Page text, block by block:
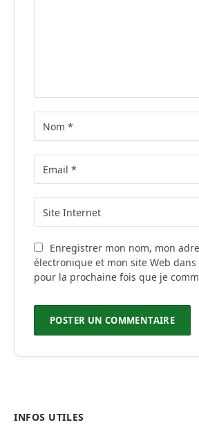
Enregistrer mon nom, mon
électronique et mon site Web
pour la prochaine fois que je
INFOS UTILES